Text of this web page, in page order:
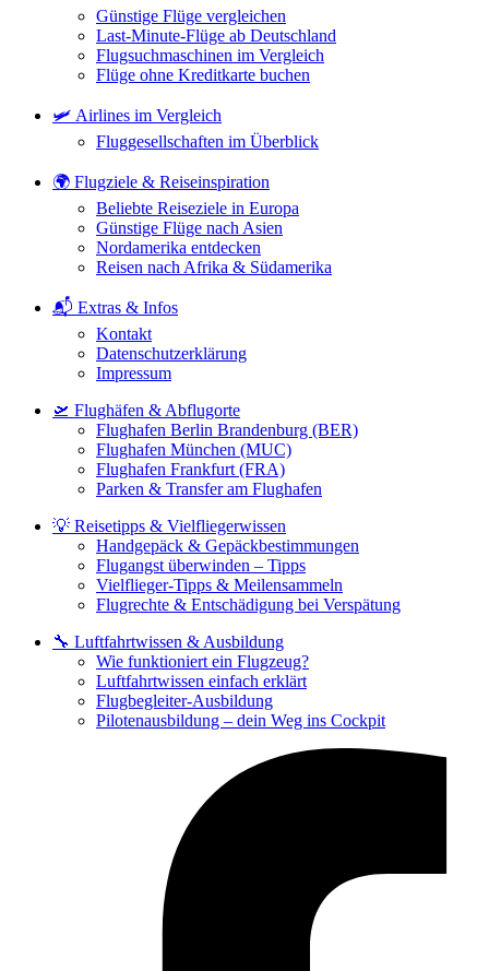
Günstige Flüge vergleichen
Last-Minute-Flüge ab Deutschland
Flugsuchmaschinen im Vergleich
Flüge ohne Kreditkarte buchen
🛩️ Airlines im Vergleich
Fluggesellschaften im Überblick
🌍 Flugziele & Reiseinspiration
Beliebte Reiseziele in Europa
Günstige Flüge nach Asien
Nordamerika entdecken
Reisen nach Afrika & Südamerika
📬 Extras & Infos
Kontakt
Datenschutzerklärung
Impressum
🛫 Flughäfen & Abflugorte
Flughafen Berlin Brandenburg (BER)
Flughafen München (MUC)
Flughafen Frankfurt (FRA)
Parken & Transfer am Flughafen
💡 Reisetipps & Vielfliegerwissen
Handgepäck & Gepäckbestimmungen
Flugangst überwinden – Tipps
Vielflieger-Tipps & Meilensammeln
Flugrechte & Entschädigung bei Verspätung
🔧 Luftfahrtwissen & Ausbildung
Wie funktioniert ein Flugzeug?
Luftfahrtwissen einfach erklärt
Flugbegleiter-Ausbildung
Pilotenausbildung – dein Weg ins Cockpit